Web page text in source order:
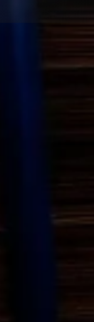
fordi
med let
Når
være
en